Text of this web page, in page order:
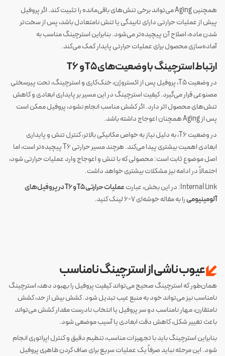
همچنین Aging می‌تواند برخی تنش‌های باقی‌مانده را تثبیت کند. اگر پروفیل
پیش از عملیات حرارتی دارای تابیدگی یا تنش نامتعادل باشد، پس از سخت‌تر
شدن ماده، اصلاح آن پیچیده‌تر می‌شود. بنابراین استرچینگ مناسب به
آماده‌سازی محصول برای عملیات حرارتی پایدار کمک می‌کند.
ارتباط استرچینگ با وضعیت‌های T5 و T6
در وضعیت T5، پروفیل پس از اکستروژن، خنک‌کاری و استرچینگ، تحت پیرسختی
مصنوعی قرار می‌گیرد. کیفیت استرچینگ در این مسیر بر پایداری ابعادی و کاهش
تنش‌های محصول اثر دارد. اگر کشش مناسب انجام نشود، پروفیل ممکن است
پس از Aging همچنان اعوجاج داشته باشد.
در وضعیت T6، به دلیل نیاز به خواص مکانیکی بالاتر، کنترل تنش و پایداری
ابعادی اهمیت بیشتری پیدا می‌کند. هرچند مسیر حرارتی T6 پیچیده‌تر است، اما
اصل موضوع ثابت است: محصولی که با تنش و اعوجاج وارد عملیات حرارتی شود،
احتمالاً در ادامه نیز مشکلات بیشتری خواهد داشت.
Internal Link: در این بخش، عبارت
عملیات حرارتی T5 و T6 در پروفیل‌های
آلومینیومیرا به مقاله خوشه‌ای 7-6 لینک کنید.
عیوب ناشی از استرچینگ نامناسب
همان‌طور که استرچینگ صحیح می‌تواند کیفیت پروفیل را بهبود دهد، استرچینگ
نامناسب نیز می‌تواند خود به منبع عیب تبدیل شود. کشش بیش از حد، کشش
نامتقارن، مهار نامناسب دو سر پروفیل یا انتخاب نادرست مقدار کشش می‌تواند
باعث تغییر شکل، کاهش دقت ابعادی یا آسیب موضعی شود.
بنابراین استرچینگ باید با تجهیزات مناسب، تنظیم دقیق و کنترل اپراتوری انجام
شود. این مرحله نباید صرفاً یک عملیات سریع برای صاف کردن ظاهری پروفیل